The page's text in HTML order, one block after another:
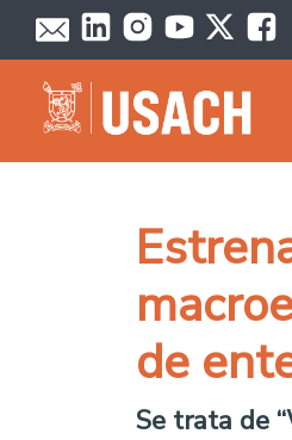
Pasar al contenido principal
de
Se trata de “